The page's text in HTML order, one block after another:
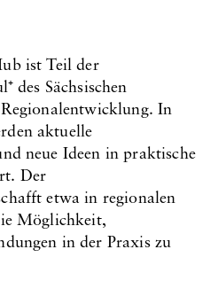
ist Teil der
des Sächsischen
In
aktuelle
neue Ideen in praktische
Der
etwa in regionalen
Möglichkeit,
in der Praxis zu